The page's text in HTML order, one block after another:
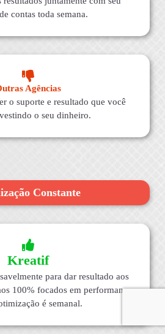
contas toda semana.
Agências
o suporte e resultado que você
o seu dinheiro.
Constante
Kreatif
para dar resultado aos
100% focados em performance,
é semanal.